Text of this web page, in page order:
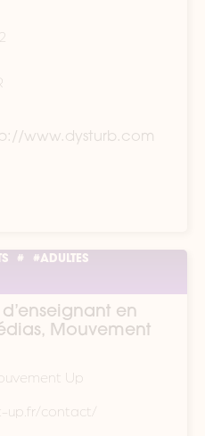
www.dysturb.com
# #ADULTES
en
Mouvement
Up
contact/